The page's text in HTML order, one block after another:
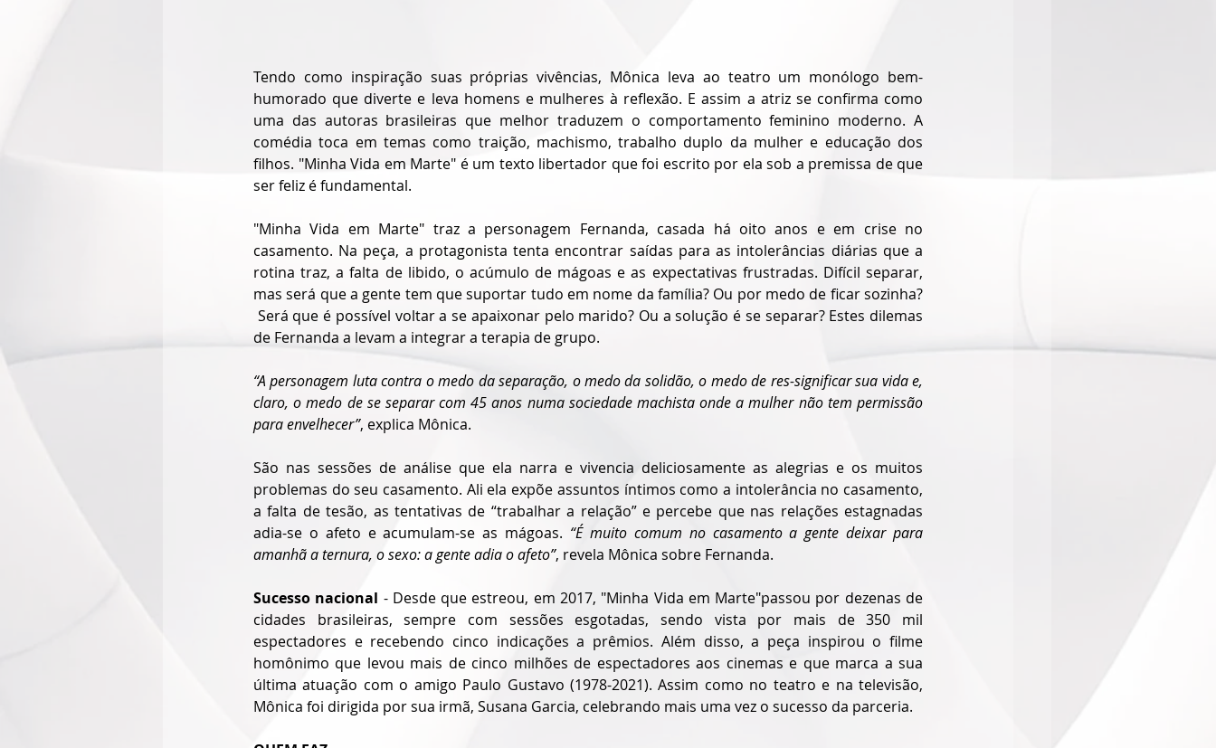
Tendo como inspiração suas próprias vivências, Mônica leva ao teatro um monólogo bem-
humorado que diverte e leva homens e mulheres à reflexão. E assim a atriz se confirma como
uma das autoras brasileiras que melhor traduzem o comportamento feminino moderno. A
comédia toca em temas como traição, machismo, trabalho duplo da mulher e educação dos
filhos. "Minha Vida em Marte" é um texto libertador que foi escrito por ela sob a premissa de que
ser feliz é fundamental.
"Minha Vida em Marte" traz a personagem Fernanda, casada há oito anos e em crise no
casamento. Na peça, a protagonista tenta encontrar saídas para as intolerâncias diárias que a
rotina traz, a falta de libido, o acúmulo de mágoas e as expectativas frustradas. Difícil separar,
Será que é possível voltar a se apaixonar pelo marido? Ou a solução é se separar? Estes dilemas
de Fernanda a levam a integrar a terapia de grupo.
“A personagem luta contra o medo da separação, o medo da solidão, o medo de res-significar sua vida e,
claro, o medo de se separar com 45 anos numa sociedade machista onde a mulher não tem permissão
para envelhecer”, explica Mônica.
São nas sessões de análise que ela narra e vivencia deliciosamente as alegrias e os muitos
problemas do seu casamento. Ali ela expõe assuntos íntimos como a intolerância no casamento,
a falta de tesão, as tentativas de “trabalhar a relação” e percebe que nas relações estagnadas
adia-se o afeto e acumulam-se as mágoas. “É muito comum no casamento a gente deixar para
amanhã a ternura, o sexo: a gente adia o afeto”, revela Mônica sobre Fernanda.
Sucesso nacional - Desde que estreou, em 2017, "Minha Vida em Marte"passou por dezenas de
cidades brasileiras, sempre com sessões esgotadas, sendo vista por mais de 350 mil
espectadores e recebendo cinco indicações a prêmios. Além disso, a peça inspirou o filme
homônimo que levou mais de cinco milhões de espectadores aos cinemas e que marca a sua
última atuação com o amigo Paulo Gustavo (1978-2021). Assim como no teatro e na televisão,
Mônica foi dirigida por sua irmã, Susana Garcia, celebrando mais uma vez o sucesso da parceria.